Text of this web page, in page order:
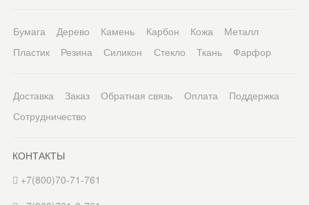
Бумага Дерево Камень Карбон Кожа
Металл
Пластик
Резина Силикон Стекло Ткань Фарфор
Доставка Заказ Обратная связь Оплата
Поддержка
Сотрудничество
КОНТАКТЫ
+7(800)70-71-761